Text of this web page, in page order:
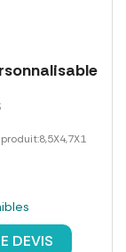
DEVIS